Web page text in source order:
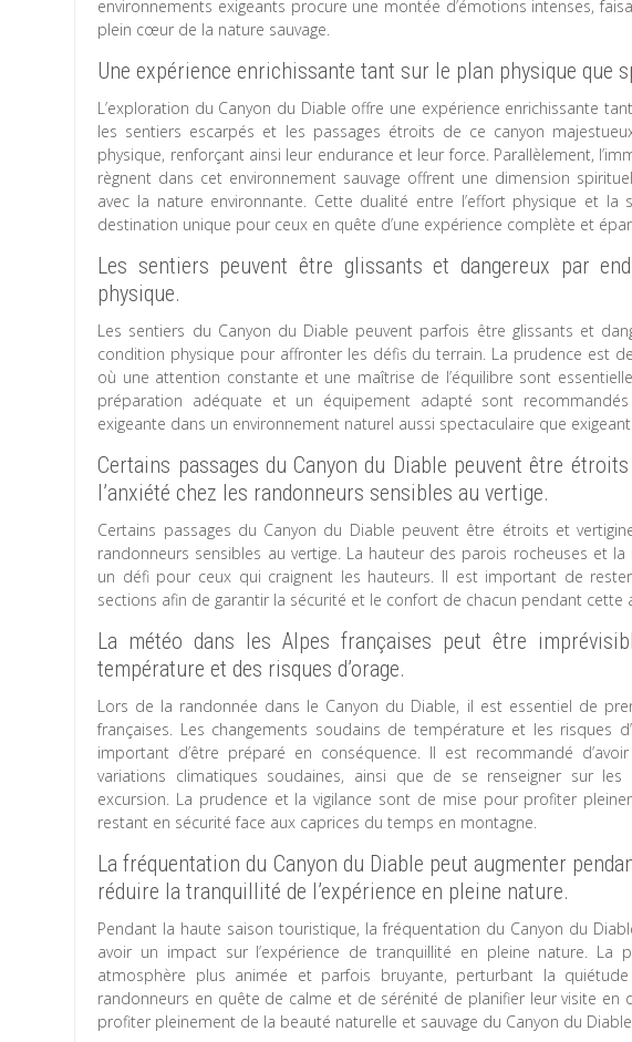
environnements exigeants procure une montée d’émotions intenses,
plein cœur de la nature sauvage.
Une expérience enrichissante tant sur le plan physique que
L’exploration du Canyon du Diable offre une expérience enrichissante
les sentiers escarpés et les passages étroits de ce canyon
physique, renforçant ainsi leur endurance et leur force. Parallèlement,
règnent dans cet environnement sauvage offrent une dimension
avec la nature environnante. Cette dualité entre l’effort physique et
destination unique pour ceux en quête d’une expérience complète et
Les sentiers peuvent être glissants et dangereux par
physique.
Les sentiers du Canyon du Diable peuvent parfois être glissants et
condition physique pour affronter les défis du terrain. La prudence est
où une attention constante et une maîtrise de l’équilibre sont
préparation adéquate et un équipement adapté sont
exigeante dans un environnement naturel aussi spectaculaire que
Certains passages du Canyon du Diable peuvent être
l’anxiété chez les randonneurs sensibles au vertige.
Certains passages du Canyon du Diable peuvent être étroits et
randonneurs sensibles au vertige. La hauteur des parois rocheuses et
un défi pour ceux qui craignent les hauteurs. Il est important de
sections afin de garantir la sécurité et le confort de chacun pendant cette
La météo dans les Alpes françaises peut être
température et des risques d’orage.
Lors de la randonnée dans le Canyon du Diable, il est essentiel de
françaises. Les changements soudains de température et les risques
important d’être préparé en conséquence. Il est recommandé
variations climatiques soudaines, ainsi que de se renseigner sur
excursion. La prudence et la vigilance sont de mise pour profiter
restant en sécurité face aux caprices du temps en montagne.
La fréquentation du Canyon du Diable peut augmenter
réduire la tranquillité de l’expérience en pleine nature.
Pendant la haute saison touristique, la fréquentation du Canyon du
avoir un impact sur l’expérience de tranquillité en pleine nature. La
atmosphère plus animée et parfois bruyante, perturbant la
randonneurs en quête de calme et de sérénité de planifier leur visite en
profiter pleinement de la beauté naturelle et sauvage du Canyon du